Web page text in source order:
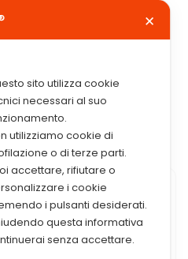
Futuro
✕
sito utilizza cookie
necessari al suo
utilizziamo cookie di
o di terze parti.
accettare, rifiutare o
i cookie
i pulsanti desiderati.
questa informativa
senza accettare.